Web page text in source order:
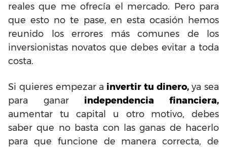
reales que me ofrecía el mercado. Pero para
que esto no te pase, en esta ocasión hemos
reunido los errores más comunes de los
inversionistas novatos que debes evitar a toda
costa.
Si quieres empezar a invertir tu dinero,ya sea
para ganar independencia financiera,
aumentar tu capital u otro motivo, debes
saber que no basta con las ganas de hacerlo
para que funcione de manera correcta, de